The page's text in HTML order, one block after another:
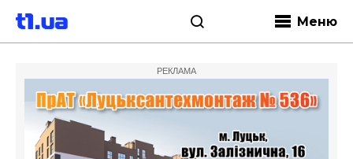
Меню
РЕКЛАМА